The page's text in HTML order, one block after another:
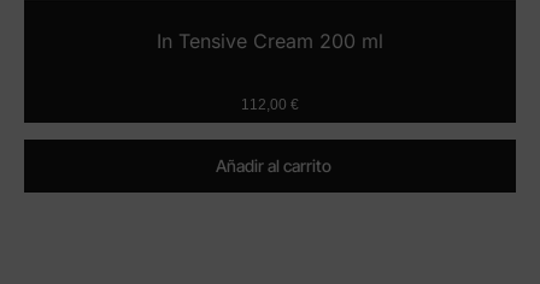
In Tensive Cream 200 ml
112,00 €
Añadir al carrito